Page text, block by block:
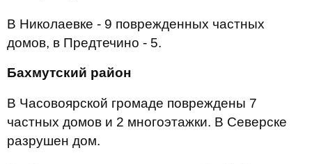
В Николаевке - 9 поврежденных частных
домов, в Предтечино - 5.
Бахмутский район
В Часовоярской громаде повреждены 7
частных домов и 2 многоэтажки. В Северске
разрушен дом.